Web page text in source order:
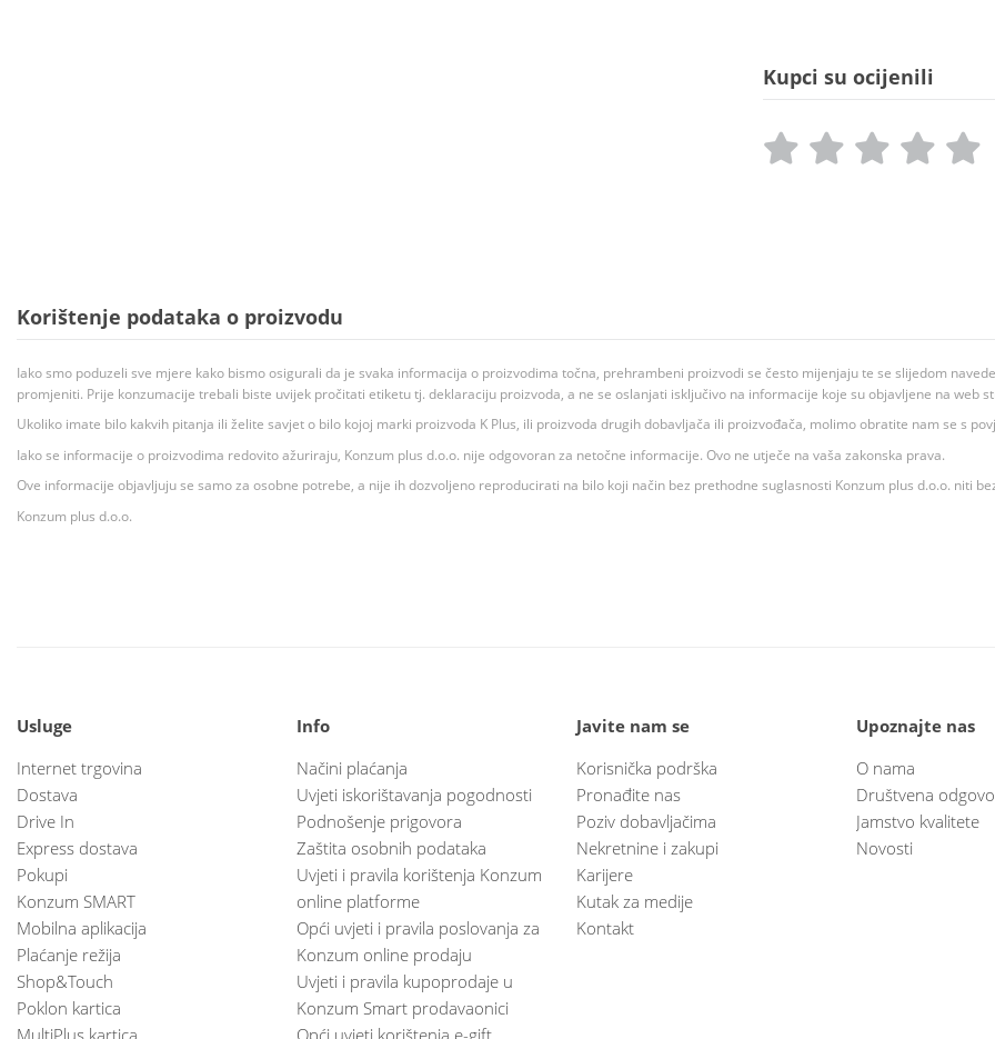
Kupci su ocijenili
Korištenje podataka o proizvodu
Iako smo poduzeli sve mjere kako bismo osigurali da je svaka informacija o proizvodima točna, prehrambeni proizvodi se često mijenjaju te se slijedom
promjeniti. Prije konzumacije trebali biste uvijek pročitati etiketu tj. deklaraciju proizvoda, a ne se oslanjati isključivo na informacije koje su objavljene na web
Ukoliko imate bilo kakvih pitanja ili želite savjet o bilo kojoj marki proizvoda K Plus, ili proizvoda drugih dobavljača ili proizvođača, molimo obratite nam se s
Iako se informacije o proizvodima redovito ažuriraju, Konzum plus d.o.o. nije odgovoran za netočne informacije. Ovo ne utječe na vaša zakonska prava.
Ove informacije objavljuju se samo za osobne potrebe, a nije ih dozvoljeno reproducirati na bilo koji način bez prethodne suglasnosti Konzum plus d.o.o. niti
Konzum plus d.o.o.
Usluge
Internet trgovina
Dostava
Drive In
Express dostava
Pokupi
Konzum SMART
Mobilna aplikacija
Plaćanje režija
Shop&Touch
Poklon kartica
MultiPlus kartica
Info
Načini plaćanja
Uvjeti iskorištavanja pogodnosti
Podnošenje prigovora
Zaštita osobnih podataka
Uvjeti i pravila korištenja Konzum
online platforme
Opći uvjeti i pravila poslovanja za
Konzum online prodaju
Uvjeti i pravila kupoprodaje u
Konzum Smart prodavaonici
Opći uvjeti korištenja e-gift
Javite nam se
Korisnička podrška
Pronađite nas
Poziv dobavljačima
Nekretnine i zakupi
Karijere
Kutak za medije
Kontakt
Upoznajte nas
O nama
Društvena
Jamstvo kvalitete
Novosti